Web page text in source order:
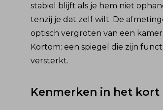
stabiel blijft als je hem niet
tenzij je dat zelf wilt. De
optisch vergroten van een
Kortom: een spiegel die zijn
versterkt.
Kenmerken in het kort